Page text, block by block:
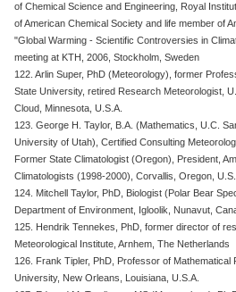
of Chemical Science and Engineering, Royal
of American Chemical Society and life member of
"Global Warming - Scientific Controversies in
meeting at KTH, 2006, Stockholm, Sweden
122. Arlin Super, PhD (Meteorology), former
State University, retired Research Meteorologist,
Cloud, Minnesota, U.S.A.
123. George H. Taylor, B.A. (Mathematics, U.C.
University of Utah), Certified Consulting
Former State Climatologist (Oregon), President,
Climatologists (1998-2000), Corvallis, Oregon,
124. Mitchell Taylor, PhD, Biologist (Polar Bear
Department of Environment, Igloolik, Nunavut,
125. Hendrik Tennekes, PhD, former director of
Meteorological Institute, Arnhem, The Netherlands
126. Frank Tipler, PhD, Professor of
University, New Orleans, Louisiana, U.S.A.